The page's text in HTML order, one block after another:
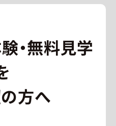
・無料見学
方へ